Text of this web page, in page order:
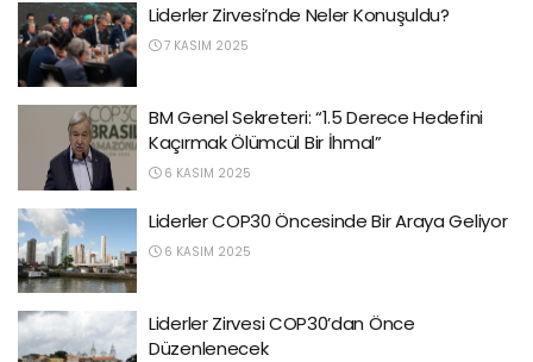
Liderler Zirvesi’nde Neler Konuşuldu?
7 KASIM 2025
BM Genel Sekreteri: “1.5 Derece Hedefini
Kaçırmak Ölümcül Bir İhmal”
6 KASIM 2025
Liderler COP30 Öncesinde Bir Araya Geliyor
6 KASIM 2025
Liderler Zirvesi COP30’dan Önce
Düzenlenecek